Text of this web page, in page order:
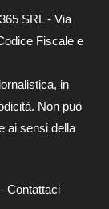
SRL - Via
Fiscale e
in
Non può
ai sensi della
Contattaci